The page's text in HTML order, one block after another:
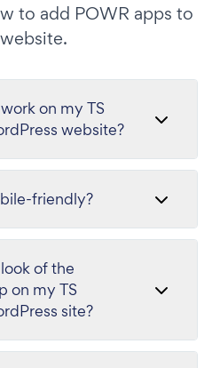
to add POWR apps to
on my TS
website?
friendly?
of the
on my TS
site?